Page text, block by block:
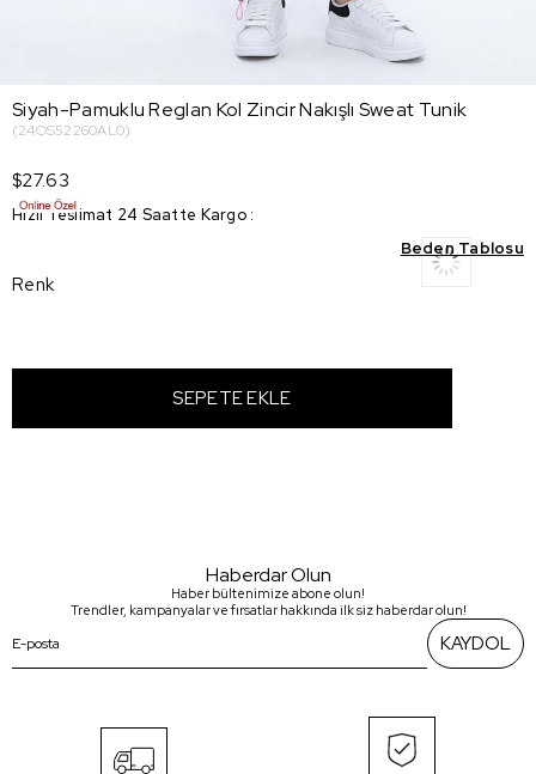
Siyah-Pamuklu Reglan Kol Zincir Nakışlı Sweat Tunik
(24OS52260AL0)
$27.63
Hızlı Teslimat 24 Saatte Kargo :
Beden Tablosu
Renk
Haberdar Olun
Haber bültenimize abone olun!
Trendler, kampanyalar ve fırsatlar hakkında ilk siz haberdar olun!
KAYDOL